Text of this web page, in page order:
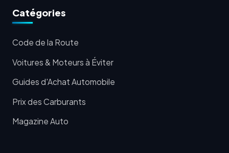
Catégories
Code de la Route
Voitures & Moteurs à Éviter
Guides d'Achat Automobile
Prix des Carburants
Magazine Auto